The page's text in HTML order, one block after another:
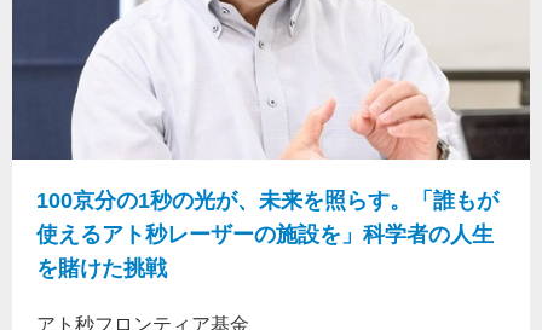
100京分の1秒の光が、未来を照らす。「誰もが
使えるアト秒レーザーの施設を」科学者の人生
を賭けた挑戦
アト秒フロンティア基金